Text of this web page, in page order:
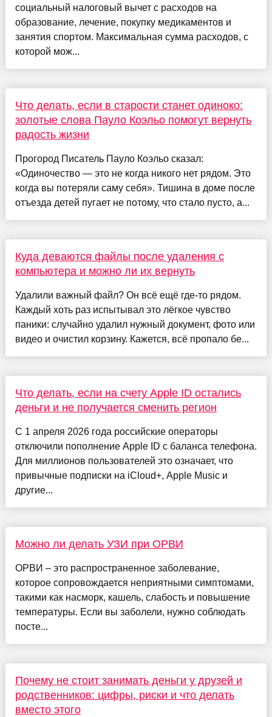
социальный налоговый вычет с расходов на
образование, лечение, покупку медикаментов и
занятия спортом. Максимальная сумма расходов, с
которой мож...
Что делать, если в старости станет одиноко:
золотые слова Пауло Коэльо помогут вернуть
радость жизни
Прогород Писатель Пауло Коэльо сказал:
«Одиночество — это не когда никого нет рядом. Это
когда вы потеряли саму себя». Тишина в доме после
отъезда детей пугает не потому, что стало пусто, а...
Куда деваются файлы после удаления с
компьютера и можно ли их вернуть
Удалили важный файл? Он всё ещё где-то рядом.
Каждый хоть раз испытывал это лёгкое чувство
паники: случайно удалил нужный документ, фото или
видео и очистил корзину. Кажется, всё пропало бе...
Что делать, если на счету Apple ID остались
деньги и не получается сменить регион
С 1 апреля 2026 года российские операторы
отключили пополнение Apple ID с баланса телефона.
Для миллионов пользователей это означает, что
привычные подписки на iCloud+, Apple Music и
другие...
Можно ли делать УЗИ при ОРВИ
ОРВИ – это распространенное заболевание,
которое сопровождается неприятными симптомами,
такими как насморк, кашель, слабость и повышение
температуры. Если вы заболели, нужно соблюдать
посте...
Почему не стоит занимать деньги у друзей и
родственников: цифры, риски и что делать
вместо этого